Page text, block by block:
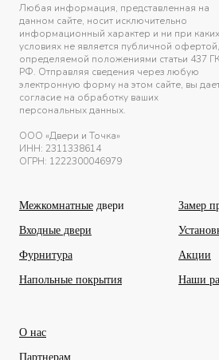
Любая информация, представленная на
данном сайте, носит исключительно
информационный характер и ни при каких
условиях не является публичной офертой,
определяемой положениями статьи 437 ГК
РФ. Отправляя сведения через любую
электронную форму на этом сайте, вы
согласие на обработку ваших
персональных данных.
ООО «Двери и Точка»
ИНН: 2311338614
ОГРН: 1222300046979
Межкомнатные двери
Входные двери
Фурнитура
Напольные покрытия
Замер
Акции
Наши
О нас
Партнерам